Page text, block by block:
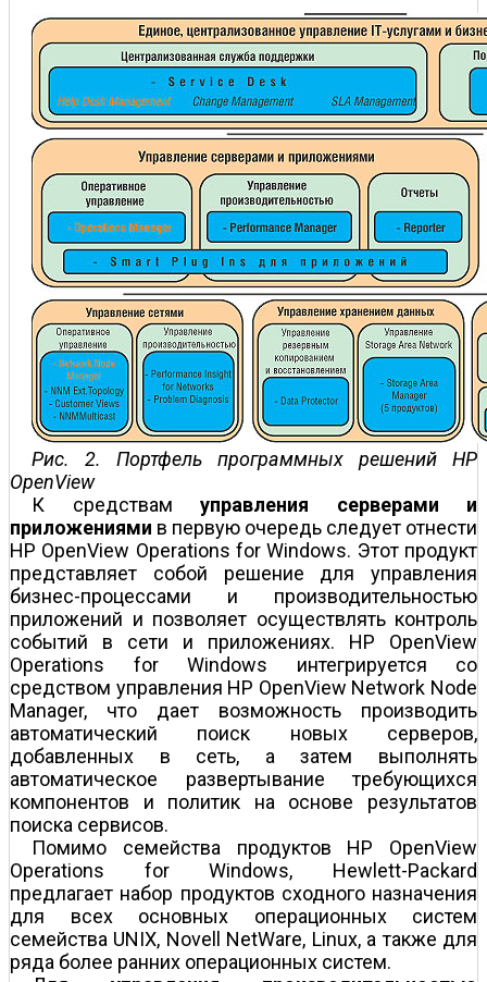
Рис. 2. Портфель программных решений HP
OpenView
К средствам управления серверами и
приложениями в первую очередь следует отнести
HP OpenView Operations for Windows. Этот продукт
представляет собой решение для управления
бизнес-процессами и производительностью
приложений и позволяет осуществлять контроль
событий в сети и приложениях. HP OpenView
Operations for Windows интегрируется со
средством управления HP OpenView Network Node
Manager, что дает возможность производить
автоматический поиск новых серверов,
добавленных в сеть, а затем выполнять
автоматическое развертывание требующихся
компонентов и политик на основе результатов
поиска сервисов.
Помимо семейства продуктов HP OpenView
Operations for Windows, Hewlett-Packard
предлагает набор продуктов сходного назначения
для всех основных операционных систем
семейства UNIX, Novell NetWare, Linux, а также для
ряда более ранних операционных систем.